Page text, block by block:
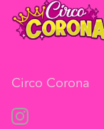
Circo Corona
Instagram